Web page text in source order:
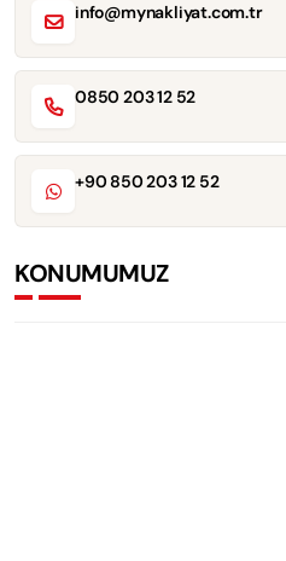
info@mynakliyat.com.tr
0850 203 12 52
+90 850 203 12 52
KONUMUMUZ